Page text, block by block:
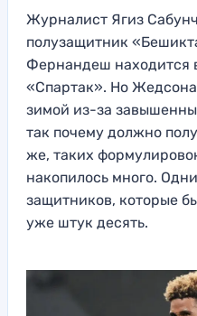
Журналист Ягиз
полузащитник
Фернандеш находится
«Спартак». Но Жедсона
зимой из-за
так почему должно
же, таких
накопилось много.
защитников, которые
уже штук десять.